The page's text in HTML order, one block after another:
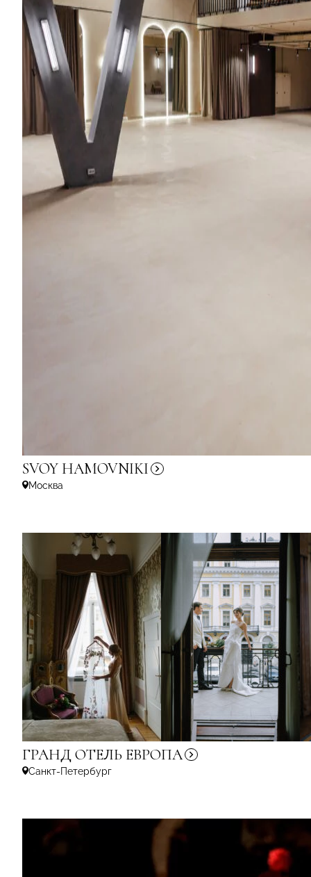
SVOY HAMOVNIKI
Москва
ГРАНД ОТЕЛЬ ЕВРОПА
Санкт-Петербург